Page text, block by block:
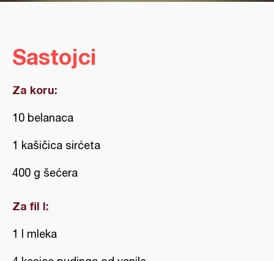
Sastojci
Za koru:
10 belanaca
1 kašičica sirćeta
400 g šećera
Za fil I:
1 l mleka